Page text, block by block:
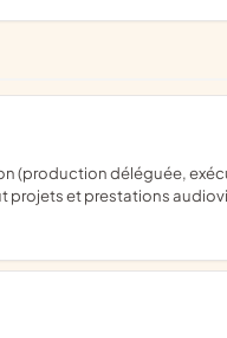
et prestations